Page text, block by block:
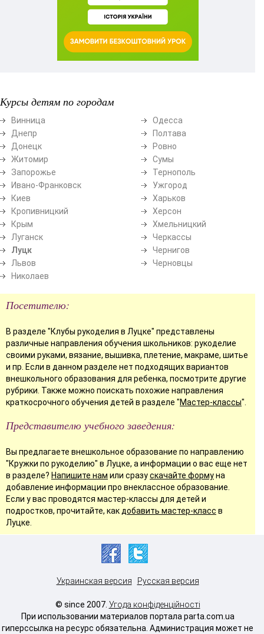
Курсы детям по городам
Винница
Днепр
Донецк
Житомир
Запорожье
Ивано-Франковск
Киев
Кропивницкий
Крым
Луганск
Луцк
Львов
Николаев
Одесса
Полтава
Ровно
Сумы
Тернополь
Ужгород
Харьков
Херсон
Хмельницкий
Черкассы
Чернигов
Черновцы
Посетителю:
В разделе "Клубы рукоделия в Луцке" представлены
различные направления обучения школьников: рукоделие
своими руками, вязание, вышивка, плетение, макраме, шитье
и пр. Если в данном разделе нет подходящих вариантов
внешкольного образования для ребенка, посмотрите другие
рубрики. Также можно поискать похожие направления
краткосрочного обучения детей в разделе "Мастер-классы".
Представителю учебного заведения:
Вы предлагаете внешкольное образование по направлению
"Кружки по рукоделию" в Луцке, а информации о вас еще нет
в разделе? Напишите нам или сразускачайте формуна
добавление информации про внеклассное образование.
Если у вас проводятся мастер-классы для детей и
подростков, прочитайте, как добавить мастер-класс в
Луцке.
Украинская версия Русская версия
© since 2007. Угода конфіденційності
При использовании материалов портала parta.com.ua
гиперссылка на ресурс обязательна. Администрация может не